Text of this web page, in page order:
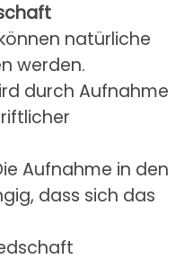
natürliche
werden.
durch Aufnahme
Aufnahme in den
dass sich das